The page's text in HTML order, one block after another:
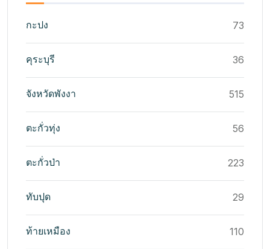
กะปง 73
คุระบุรี 36
จังหวัดพังงา 515
ตะกั่วทุ่ง 56
ตะกั่วป่า 223
ทับปุด 29
ท้ายเหมือง 110